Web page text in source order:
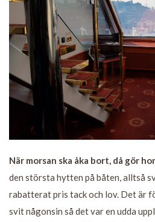
När morsan ska åka bort, då gör
den största hytten på båten, alltså
rabatterat pris tack och lov. Det är
svit någonsin så det var en udda